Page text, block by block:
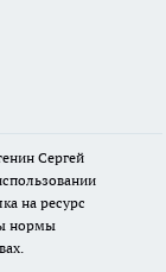
Сергей
на ресурс
нормы